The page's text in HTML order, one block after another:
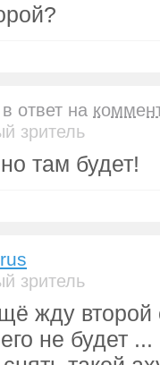
в ответ на
зритель
там будет!
зритель
жду второй
не будет